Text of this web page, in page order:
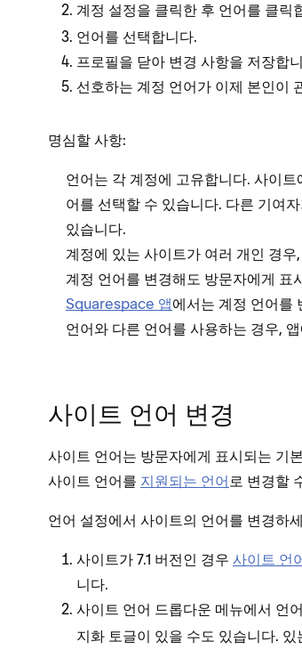
계정 설정을 클릭한 후 언어 를 클릭
언어를 선택합니다.
프로필을 닫아 변경 사항을 저장합
선호하는 계정 언어가 이제 본인이
명심할 사항:
언어는 각 계정에 고유합니다. 사이
어를 선택할 수 있습니다. 다른 기여
있습니다.
계정에 있는 사이트가 여러 개인 경
계정 언어를 변경해도 방문자에게 표
Squarespace 앱에서는 계정 언어를
언어와 다른 언어를 사용하는 경우,
사이트 언어 변경
사이트 언어는 방문자에게 표시되는 기
사이트 언어를 지원되는 언어로 변경할
언어 설정에서 사이트의 언어를 변경하
사이트가 7.1 버전인 경우 사이트 언
니다.
사이트 언어 드롭다운 메뉴에서 언
지화 토글이 있을 수도 있습니다. 있